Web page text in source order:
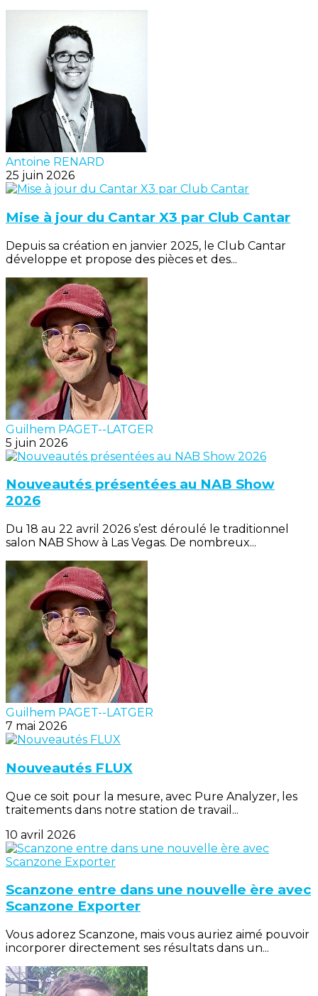
Antoine RENARD
25 juin 2026
Mise à jour du Cantar X3 par Club Cantar
Depuis sa création en janvier 2025, le Club Cantar
développe et propose des pièces et des...
Guilhem PAGET--LATGER
5 juin 2026
Nouveautés présentées au NAB Show
2026
Du 18 au 22 avril 2026 s’est déroulé le traditionnel
salon NAB Show à Las Vegas. De nombreux...
Guilhem PAGET--LATGER
7 mai 2026
Nouveautés FLUX
Que ce soit pour la mesure, avec Pure Analyzer, les
traitements dans notre station de travail...
10 avril 2026
Scanzone entre dans une nouvelle ère avec
Scanzone Exporter
Vous adorez Scanzone, mais vous auriez aimé pouvoir
incorporer directement ses résultats dans un...